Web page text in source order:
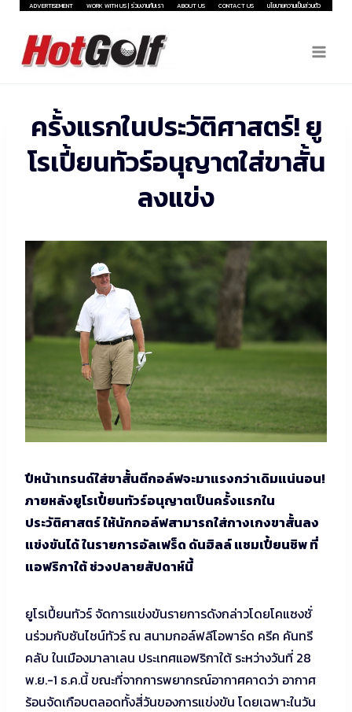
Skip
content
ADVERTISEMENT WORK WITH US | ร่วมงานกับเรา ABOUT US CONTACT US นโยบายความเป็นส่วนตัว
ครั้งแรกในประวัติศาสตร์! ยู
โรเปี้ยนทัวร์อนุญาตใส่ขาสั้น
ลงแข่ง
ปีหน้าเทรนด์ใส่ขาสั้นตีกอล์ฟจะมาแรงกว่าเดิมแน่นอน!
ภายหลังยูโรเปี้ยนทัวร์อนุญาตเป็นครั้งแรกใน
ประวัติศาสตร์ ให้นักกอล์ฟสามารถใส่กางเกงขาสั้นลง
แข่งขันได้ ในรายการอัลเฟร็ด ดันฮิลล์ แชมเปี้ยนชิพ ที่
แอฟริกาใต้ ช่วงปลายสัปดาห์นี้
ยูโรเปี้ยนทัวร์ จัดการแข่งขันรายการดังกล่าวโดยโคแซงชั่
นร่วมกับซันไชน์ทัวร์ ณ สนามกอล์ฟลีโอพาร์ด ครีค คันทรี
คลับ ในเมืองมาลาเลน ประเทศแอฟริกาใต้ ระหว่างวันที่ 28
พ.ย.-1 ธ.ค.นี้ ขณะที่จากการพยากรณ์อากาศคาดว่า อากาศ
ร้อนจัดเกือบตลอดทั้งสี่วันของการแข่งขัน โดยเฉพาะในวัน